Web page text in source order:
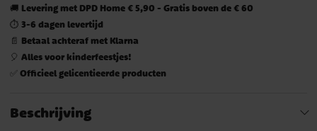
🚚 Levering met DPD Home € 5,90 - Gratis boven de € 60
⏱️ 3-6 dagen levertijd
📄 Betaal achteraf met Klarna
🎈 Alles voor kinderfeestjes!
✅ Officieel gelicentieerde producten
Beschrijving